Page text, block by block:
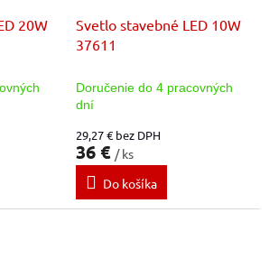
20W
Svetlo stavebné LED 10W
37611
Doručenie do 4 pracovných
dní
29,27 € bez DPH
36 € / ks
Do košíka